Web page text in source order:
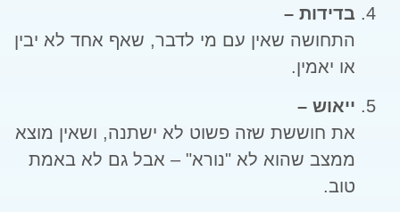
בדידות –
התחושה שאין עם מי לדבר, שאף אחד לא יבין
או יאמין.
ייאוש –
את חוששת שזה פשוט לא ישתנה, ושאין מוצא
ממצב שהוא לא "נורא" – אבל גם לא באמת
טוב.